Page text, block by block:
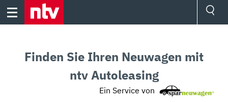
Skip
Finden Sie Ihren Neuwagen mit
ntv Autoleasing
Ein Service von